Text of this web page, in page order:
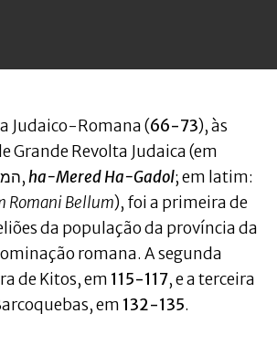
Judaico-Romana (66-73), às
Grande Revolta Judaica (em
hebraico המרד הגדול,ha-Mered Ha-Gadol; em latim:
Romani Bellum), foi a primeira de
da população da província da
romana. A segunda
de Kitos, em 115-117, e a terceira
em 132-135.